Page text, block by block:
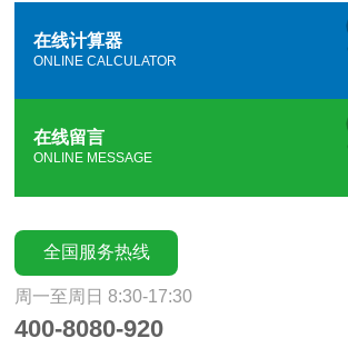
在线计算器
ONLINE CALCULATOR
在线留言
ONLINE MESSAGE
全国服务热线
周一至周日 8:30-17:30
400-8080-920